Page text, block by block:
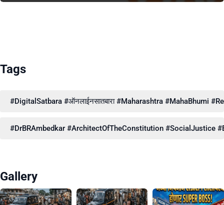
Tags
#DigitalSatbara #ऑनलाईनसातबारा #Maharashtra #MahaBhumi
#DrBRAmbedkar #ArchitectOfTheConstitution #SocialJustice
Gallery